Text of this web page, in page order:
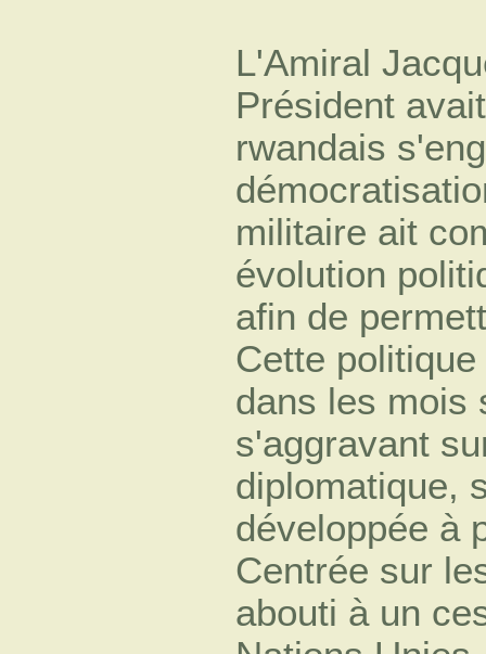
L'Amiral
Président
rwandais
militaire ait
évolution
afin de
Cette
dans les mois
s'aggravant
diplomatique,
développée à
Centrée sur
abouti à un